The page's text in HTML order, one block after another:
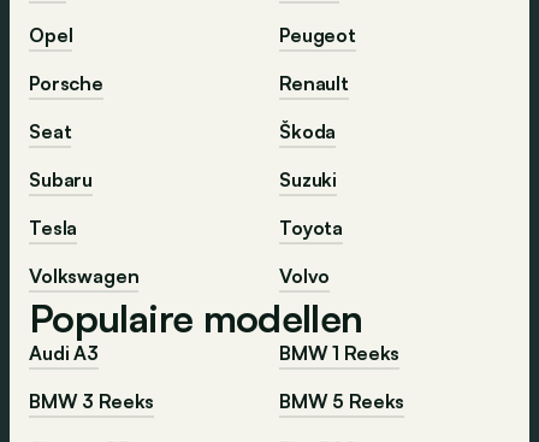
Opel
Peugeot
Porsche
Renault
Seat
Škoda
Subaru
Suzuki
Tesla
Toyota
Volkswagen
Volvo
Populaire modellen
Audi A3
BMW 1 Reeks
BMW 3 Reeks
BMW 5 Reeks